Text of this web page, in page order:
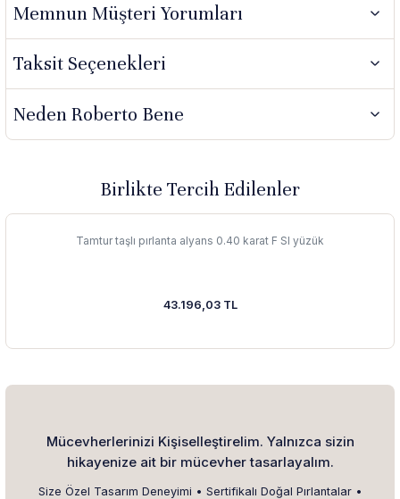
Memnun Müşteri Yorumları
Taksit Seçenekleri
Neden Roberto Bene
Birlikte Tercih Edilenler
Tamtur taşlı pırlanta alyans 0.40 karat F SI yüzük
43.196,03 TL
Mücevherlerinizi Kişiselleştirelim. Yalnızca sizin
hikayenize ait bir mücevher tasarlayalım.
Size Özel Tasarım Deneyimi • Sertifikalı Doğal Pırlantalar •